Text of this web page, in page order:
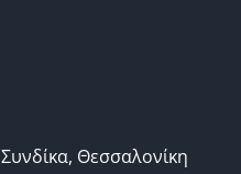
Θεσσαλονίκη